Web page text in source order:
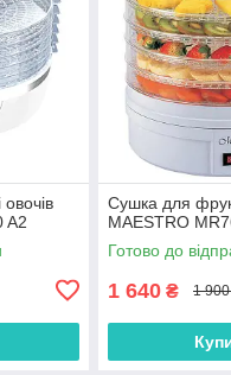
A2
Сушка для
MAESTRO
Готово до
1 640 ₴ 1